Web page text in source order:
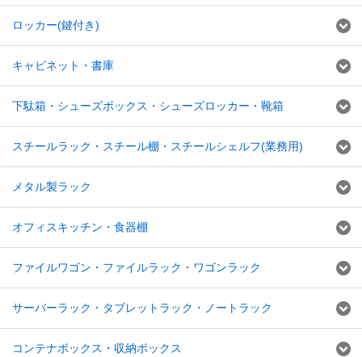
ロッカー(鍵付き)
キャビネット・書庫
下駄箱・シューズボックス・シューズロッカー・靴箱
スチールラック・スチール棚・スチールシェルフ(業務用)
メタル製ラック
オフィスキッチン・食器棚
ファイルワゴン・ファイルラック・ワゴンラック
サーバーラック・タブレットラック・ノートラック
コンテナボックス・収納ボックス